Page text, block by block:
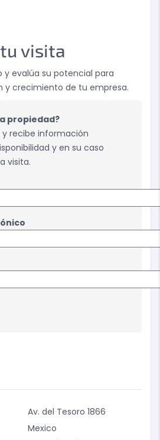
visita
y evalúa su potencial para
y crecimiento de tu empresa.
propiedad?
recibe información
y en su caso
visita.
Av. del Tesoro 1866
Mexico